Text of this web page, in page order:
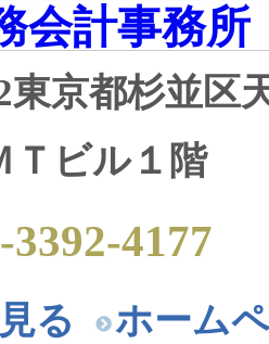
会計事務所
東京都杉並区
Ｔビル１階
3392-4177
る ホーム